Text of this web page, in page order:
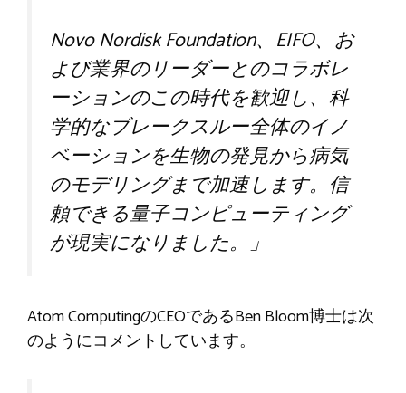
Novo Nordisk Foundation、EIFO、お
よび業界のリーダーとのコラボレ
ーションのこの時代を歓迎し、科
学的なブレークスルー全体のイノ
ベーションを生物の発見から病気
のモデリングまで加速します。信
頼できる量子コンピューティング
が現実になりました。」
Atom ComputingのCEOであるBen Bloom博士は次
のようにコメントしています。